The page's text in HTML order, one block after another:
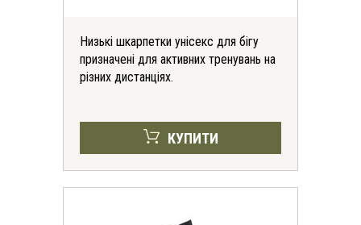
Низькі шкарпетки унісекс для бігу
призначені для активних тренувань на
різних дистанціях.
КУПИТИ